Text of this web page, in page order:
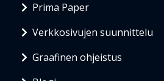
Prima Paper
Verkkosivujen suunnittelu
Graafinen ohjeistus